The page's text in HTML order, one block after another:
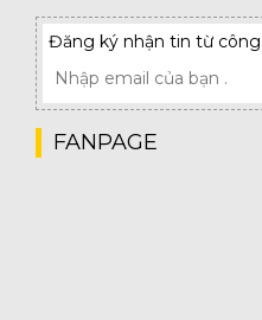
Đăng ký nhận tin từ
FANPAGE